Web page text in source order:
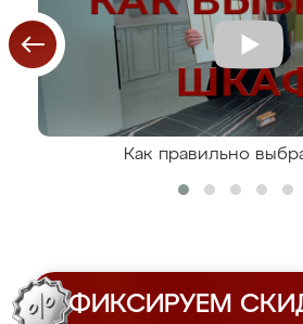
Как правильно
ФИКСИРУЕМ